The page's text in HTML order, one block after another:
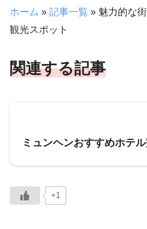
ホーム » 記事一覧 » 魅力的な
観光スポット
関連する記事
ミュンヘンおすすめホテ
+1